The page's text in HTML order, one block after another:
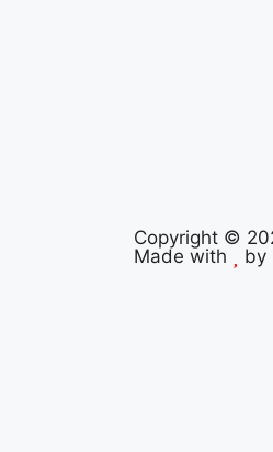
Copyright ©
Made with
by